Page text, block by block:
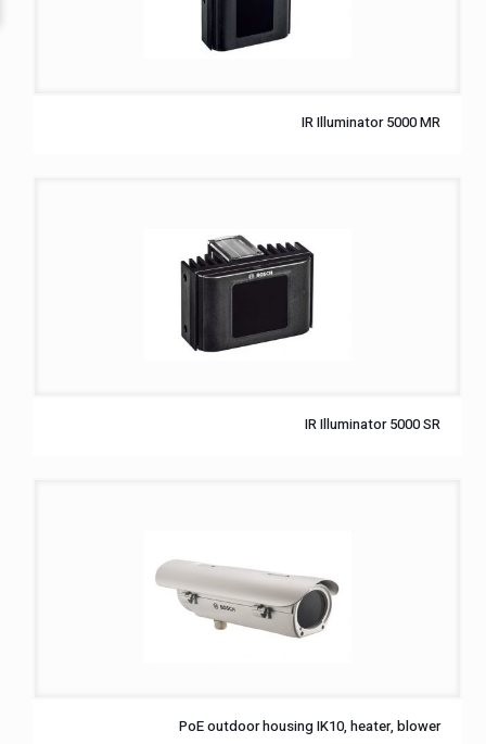
IR Illuminator 5000 MR
IR Illuminator 5000 SR
PoE outdoor housing IK10, heater, blower